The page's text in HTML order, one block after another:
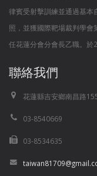
律賓受射擊訓練並通過基本
照，並獲國際靶場裁判學
任花蓮分會分會長乙職。於
聯絡我們
花蓮縣吉安鄉南昌路
03-8540669
03-8534635